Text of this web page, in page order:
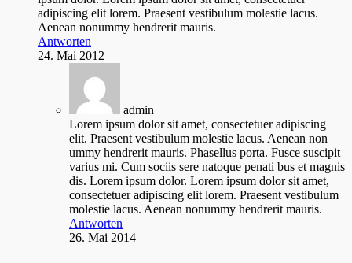
adipiscing elit lorem. Praesent vestibulum molestie lacus.
Aenean nonummy hendrerit mauris.
Antworten
24. Mai 2012
admin
Lorem ipsum dolor sit amet, consectetuer adipiscing
elit. Praesent vestibulum molestie lacus. Aenean non
ummy hendrerit mauris. Phasellus porta. Fusce suscipit
varius mi. Cum sociis sere natoque penati bus et magnis
dis. Lorem ipsum dolor. Lorem ipsum dolor sit amet,
consectetuer adipiscing elit lorem. Praesent vestibulum
molestie lacus. Aenean nonummy hendrerit mauris.
Antworten
26. Mai 2014